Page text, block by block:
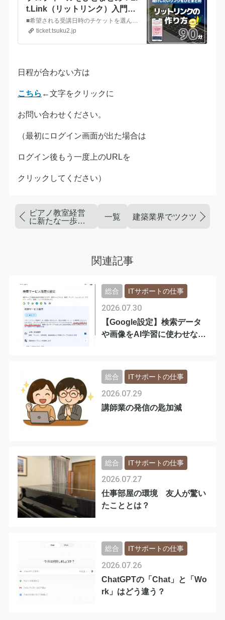
t.Link（リットリンク）入門講
座 60分＋個別サポート30分■希望される受講日時のチケットを選んで購入してください■プロフィールのおまとめリンク【Lit.Link（リットリンク）】の作り方入門講座です。こちらは元小学校の教師だからこそできる、パソコン苦手😅な方でも安心してご参加いただける講座です。
ticket.tsuku2.jp
日程が合わない方は
こちら ←文字をクリックに
お問い合わせください。
（最初にログイン画面が出た場合は
ログイン後もう一度上のURLを
クリックしてください）
ピアノ教室経営
に新たな一歩！
一覧 建築業界でツクツク!!!が
関連記事
【Google設定】検索データ
や画像をAI学習に使わせない
2026.07.30
総合 ITサポートの仕事
講師業の発信の匙加減
2026.07.29
総合 ITサポートの仕事
仕事部屋の環境 友人が驚い
たこととは？
2026.07.27
総合 ITサポートの仕事
ChatGPTの「Chat」と「Wo
rk」はどう違う？
2026.07.26
総合 ITサポートの仕事